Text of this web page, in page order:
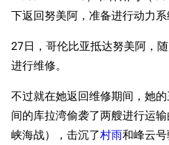
下返回努美阿，准备进行动力系
27日，哥伦比亚抵达努美阿，
进行维修。
不过就在她返回维修期间，她
间的库拉湾偷袭了两艘进行运
峡海战），击沉了村雨和峰云号